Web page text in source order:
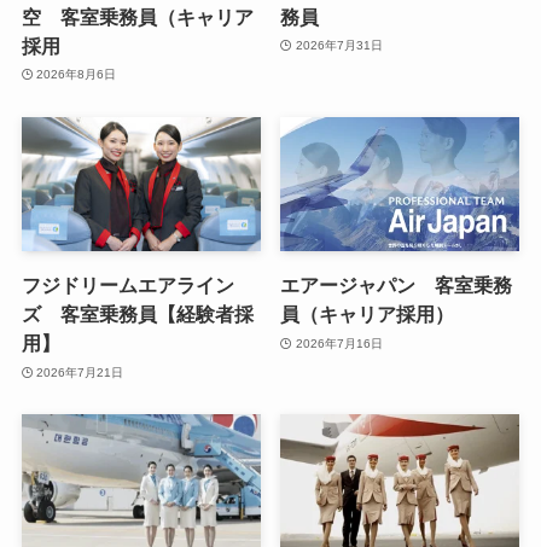
空 客室乗務員（キャリア
採用
2026年8月6日
務員
2026年7月31日
フジドリームエアライン
ズ 客室乗務員【経験者採
用】
2026年7月21日
エアージャパン 客室乗務
員（キャリア採用）
2026年7月16日